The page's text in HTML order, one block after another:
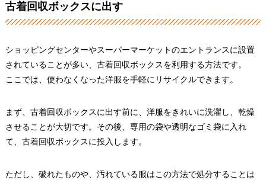
古着回収ボックスに出す
ショッピングセンターやスーパーマーケットのエントランスに設置
されていることが多い、古着回収ボックスを利用する方法です。
ここでは、使わなくなった洋服を手軽にリサイクルできます。
まず、古着回収ボックスに出す前に、洋服をきれいに洗濯し、乾燥
させることが大切です。その後、専用の袋や透明なゴミ袋に入れ
て、古着回収ボックスに投入します。
ただし、破れたものや、汚れている服はこの方法で処分することは